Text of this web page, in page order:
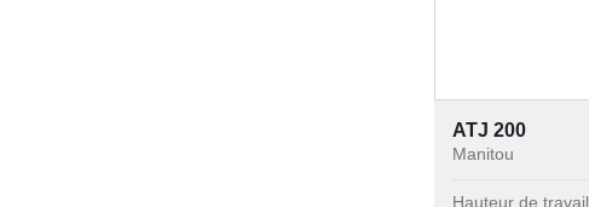
ATJ 200
Manitou
Hauteur de travail